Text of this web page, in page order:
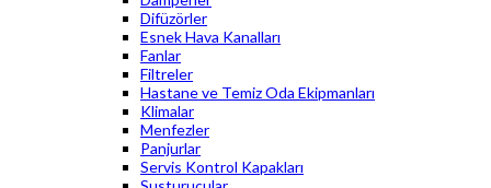
Difüzörler
Esnek Hava Kanalları
Fanlar
Filtreler
Hastane ve Temiz Oda Ekipmanları
Klimalar
Menfezler
Panjurlar
Servis Kontrol Kapakları